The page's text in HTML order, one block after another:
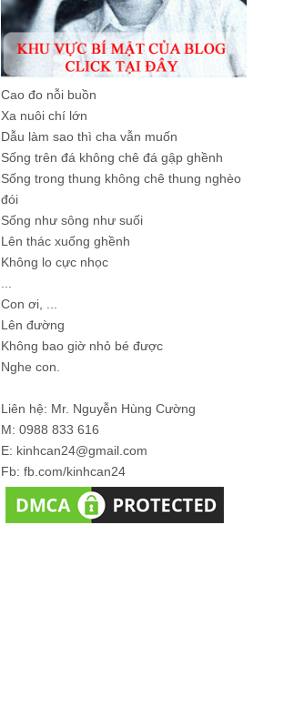
Cao đo nỗi buồn
Xa nuôi chí lớn
Dẫu làm sao thì cha vẫn muốn
Sống trên đá không chê đá gập ghềnh
Sống trong thung không chê thung nghèo
đói
Sống như sông như suối
Lên thác xuống ghềnh
Không lo cực nhọc
Con ơi, ...
Lên đường
Không bao giờ nhỏ bé được
Nghe con.
Liên hệ: Mr. Nguyễn Hùng Cường
M: 0988 833 616
E: kinhcan24@gmail.com
Fb: fb.com/kinhcan24